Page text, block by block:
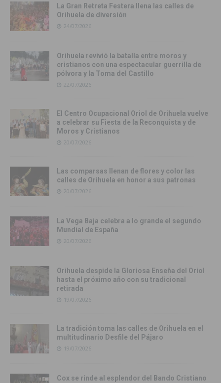
La Gran Retreta Festera llena las calles de
Orihuela de diversión
24/07/2026
Orihuela revivió la batalla entre moros y
cristianos con una espectacular guerrilla de
pólvora y la Toma del Castillo
22/07/2026
El Centro Ocupacional Oriol de Orihuela vuelve
a celebrar su Fiesta de la Reconquista y de
Moros y Cristianos
20/07/2026
Las comparsas llenan de flores y color las
calles de Orihuela en honor a sus patronas
20/07/2026
La Vega Baja celebra a lo grande el segundo
Mundial de España
20/07/2026
Orihuela despide la Gloriosa Enseña del Oriol
hasta el próximo año con su tradicional
retirada
19/07/2026
La tradición toma las calles de Orihuela en el
multitudinario Desfile del Pájaro
19/07/2026
Cox se rinde al esplendor del Bando Cristiano